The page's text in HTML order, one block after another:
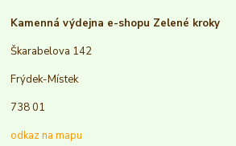
Kamenná výdejna e-shopu Zelené kroky
Škarabelova 142
Frýdek-Místek
738 01
odkaz na mapu